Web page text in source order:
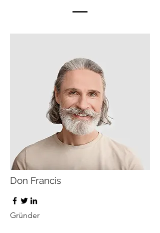
Don Francis
Gründer